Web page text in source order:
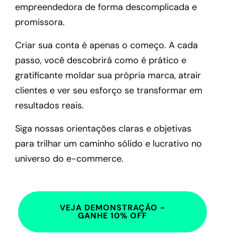
empreendedora de forma descomplicada e
promissora.
Criar sua conta é apenas o começo. A cada
passo, você descobrirá como é prático e
gratificante moldar sua própria marca, atrair
clientes e ver seu esforço se transformar em
resultados reais.
Siga nossas orientações claras e objetivas
para trilhar um caminho sólido e lucrativo no
universo do e-commerce.
VEJA DEMONSTRAÇÃO -
GANHE 10% OFF